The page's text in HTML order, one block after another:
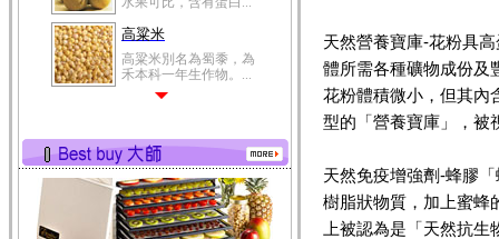
高粱米
高粱米別名為蜀黍，為
禾本科一年生作物。...
有蛋白質、脂肪、磷...
鮪魚
鮪魚肚肉中的不飽和脂
肪酸內富含EPA和DH...
天然營養寶庫-花粉具
體所需各種礦物成份及
花粉體積微小，但其內
型的「營養寶庫」，被
天然免疫增強劑-蜂膠
樹脂狀物質，加上蜜蜂
上被認為是「天然抗